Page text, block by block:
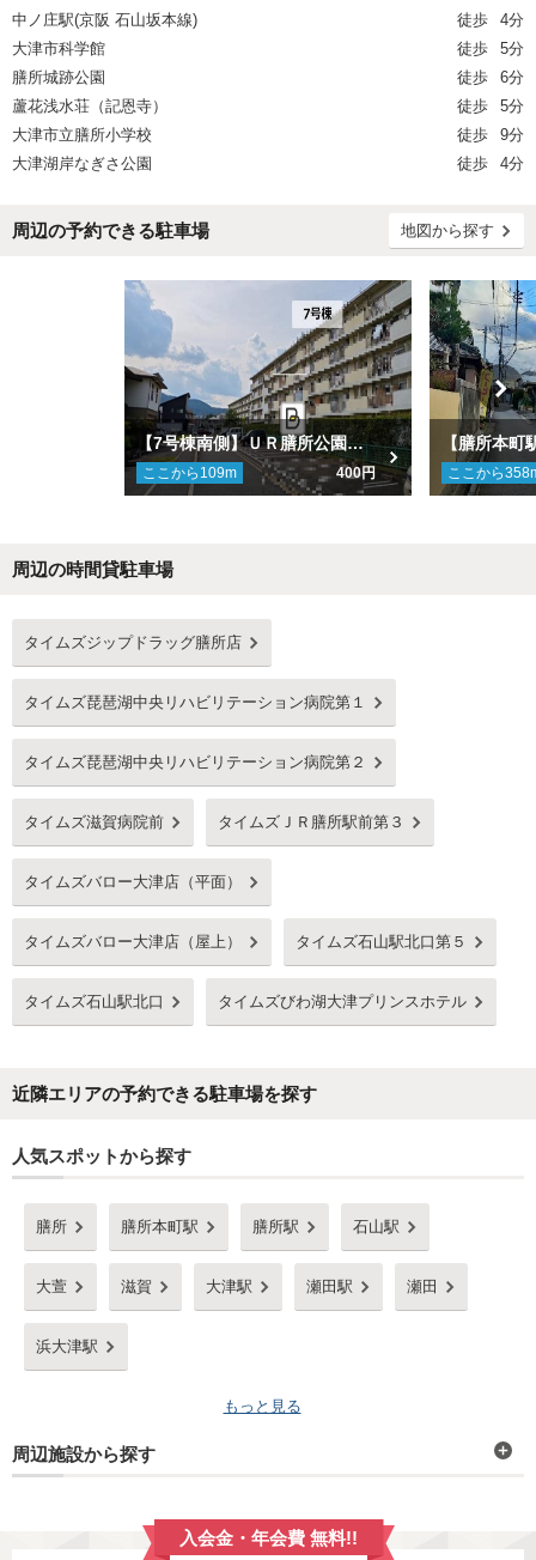
中ノ庄駅(京阪 石山坂本線) 徒歩
4分
大津市科学館
徒歩
5分
膳所城跡公園
徒歩
6分
蘆花浅水荘（記恩寺）
徒歩
5分
大津市立膳所小学校
徒歩
9分
大津湖岸なぎさ公園
徒歩 4分
周辺の予約できる駐車場 地図から探す
【7号棟南側】ＵＲ膳所公園団地駐車場
ここから 109m 400円 ここから358
周辺の時間貸駐車場
タイムズジップドラッグ膳所店
タイムズ琵琶湖中央リハビリテーション病院第１
タイムズ琵琶湖中央リハビリテーション病院第２
タイムズ滋賀病院前 タイムズＪＲ膳所駅前第３
タイムズバロー大津店（平面）
タイムズバロー大津店（屋上） タイムズ石山駅北口第５
タイムズ石山駅北口 タイムズびわ湖大津プリンスホテル
近隣エリアの予約できる駐車場を探す
人気スポットから探す
膳所 膳所本町駅 膳所駅 石山駅
大萱 滋賀 大津駅 瀬田駅 瀬田
浜大津駅
もっと見る
周辺施設から探す
入会金・年会費 無料!!